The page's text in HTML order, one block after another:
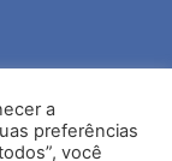
a
preferências
você